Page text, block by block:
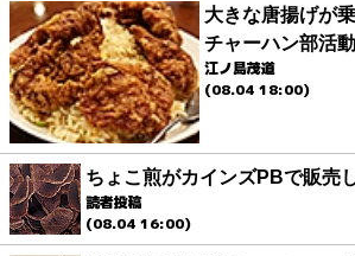
大きな唐揚げが
チャーハン部活
江ノ島茂道
(08.04 18:00)
ちょこ煎がカインズPBで販売
読者投稿
(08.04 16:00)